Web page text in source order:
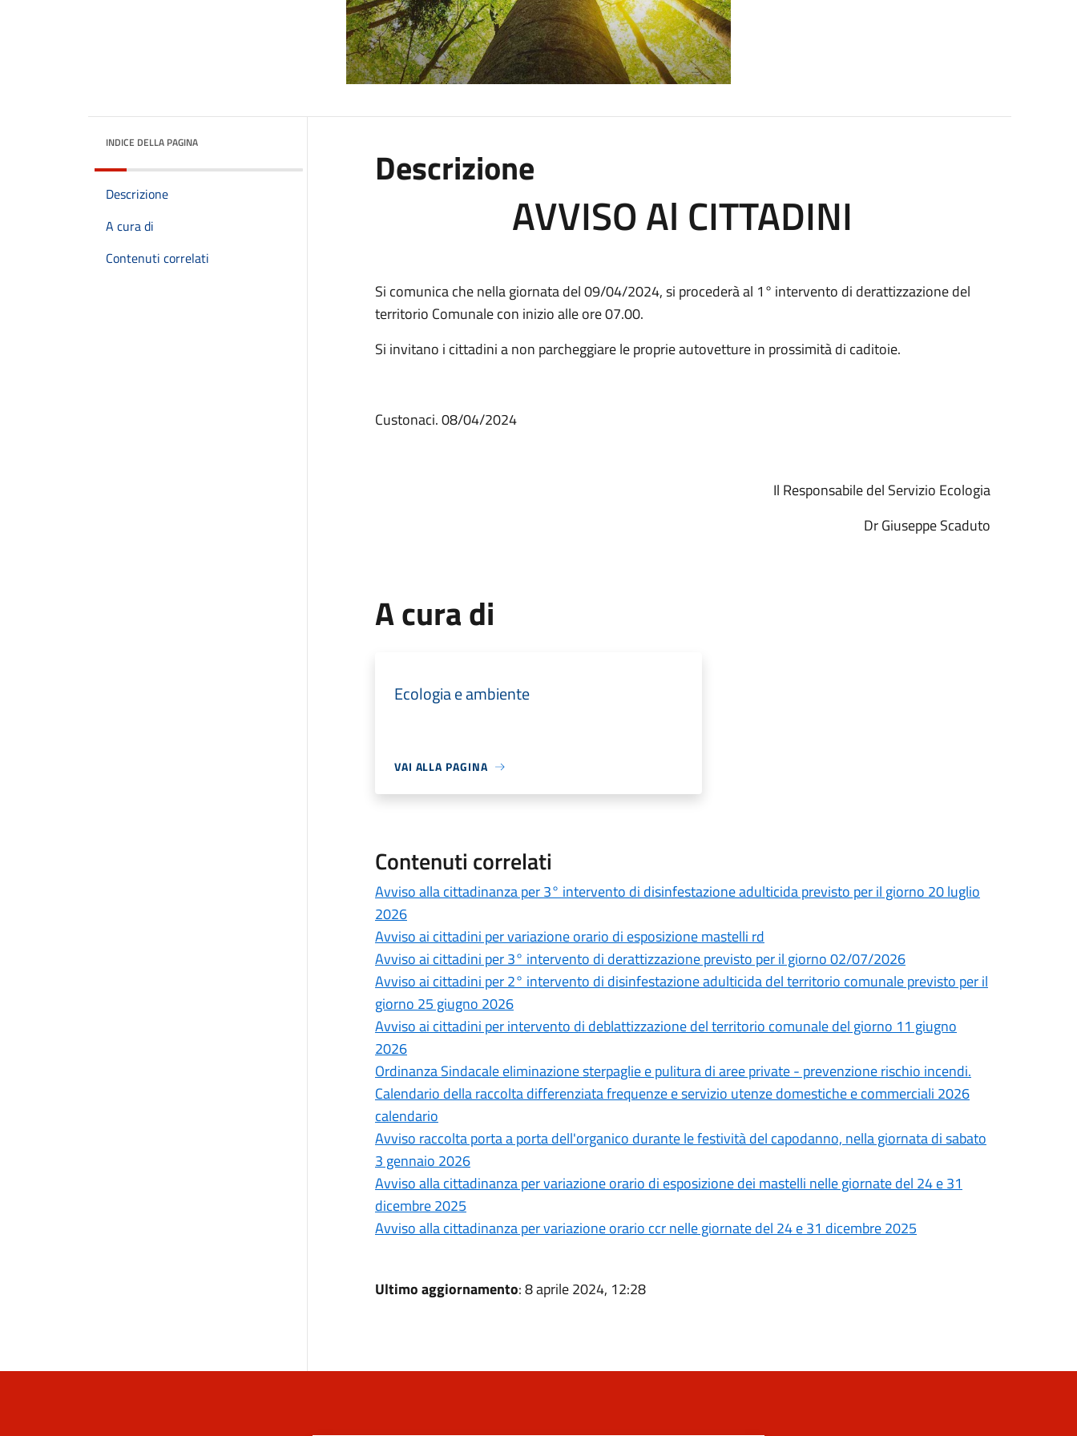
INDICE DELLA PAGINA
Descrizione
A cura di
Contenuti correlati
Descrizione
AVVISO Al CITTADINI
Si comunica che nella giornata del 09/04/2024, si procederà al 1° intervento di derattizzazione del
territorio Comunale con inizio alle ore 07.00.
Si invitano i cittadini a non parcheggiare le proprie autovetture in prossimità di caditoie.
Custonaci. 08/04/2024
Il Responsabile del Servizio Ecologia
Dr Giuseppe Scaduto
A cura di
Ecologia e ambiente
VAI ALLA PAGINA
Contenuti correlati
Avviso alla cittadinanza per 3° intervento di disinfestazione adulticida previsto per il giorno 20 luglio
2026
Avviso ai cittadini per variazione orario di esposizione mastelli rd
Avviso ai cittadini per 3° intervento di derattizzazione previsto per il giorno 02/07/2026
Avviso ai cittadini per 2° intervento di disinfestazione adulticida del territorio comunale previsto per il
giorno 25 giugno 2026
Avviso ai cittadini per intervento di deblattizzazione del territorio comunale del giorno 11 giugno
2026
Ordinanza Sindacale eliminazione sterpaglie e pulitura di aree private - prevenzione rischio incendi.
Calendario della raccolta differenziata frequenze e servizio utenze domestiche e commerciali 2026
calendario
Avviso raccolta porta a porta dell'organico durante le festività del capodanno, nella giornata di sabato
3 gennaio 2026
Avviso alla cittadinanza per variazione orario di esposizione dei mastelli nelle giornate del 24 e 31
dicembre 2025
Avviso alla cittadinanza per variazione orario ccr nelle giornate del 24 e 31 dicembre 2025
Ultimo aggiornamento: 8 aprile 2024, 12:28